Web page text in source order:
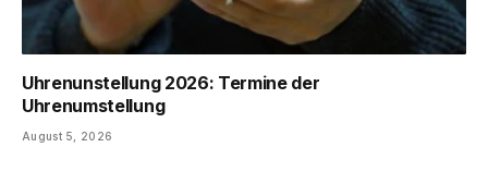
Uhrenunstellung 2026: Termine der
Uhrenumstellung
August 5, 2026